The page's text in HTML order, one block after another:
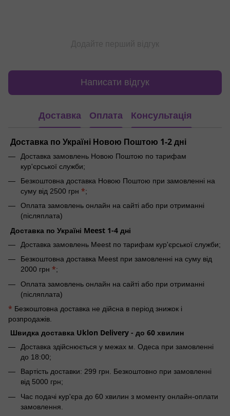
Написати відгук
Доставка Оплата Консультація
Доставка по Україні Новою Поштою 1-2 дні
Доставка замовлень Новою Поштою по тарифам
кур'єрської служби;
Безкоштовна доставка Новою Поштою при замовленні на
суму від 2500 грн *;
Оплата замовлень онлайн на сайті або при отриманні
(післяплата)
Доставка по Україні Meest 1-4 дні
Доставка замовлень Meest по тарифам кур'єрської служби;
Безкоштовна доставка Meest при замовленні на суму від
2000 грн *;
Оплата замовлень онлайн на сайті або при отриманні
(післяплата)
* Безкоштовна доставка не дійсна в період знижок і
розпродажів.
Швидка доставка Uklon Delivery - до 60 хвилин
Доставка здійснюється у межах м. Одеса при замовленні
до 18:00;
Вартість доставки: 299 грн. Безкоштовно при замовленні
від 5000 грн;
Час подачі кур'єра до 60 хвилин з моменту онлайн-оплати
замовлення.